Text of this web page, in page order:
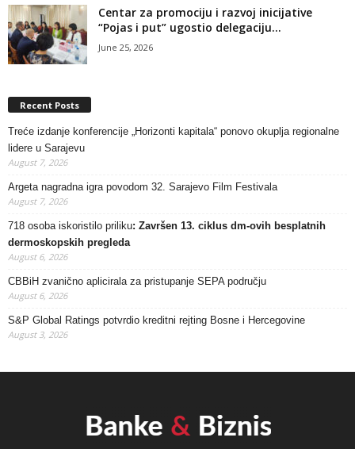
Centar za promociju i razvoj inicijative
“Pojas i put” ugostio delegaciju...
June 25, 2026
Recent Posts
Treće izdanje konferencije „Horizonti kapitala“ ponovo okuplja regionalne
lidere u Sarajevu
August 7, 2026
Argeta nagradna igra povodom 32. Sarajevo Film Festivala
August 7, 2026
718 osoba iskoristilo priliku: Završen 13. ciklus dm-ovih besplatnih
dermoskopskih pregleda
August 6, 2026
CBBiH zvanično aplicirala za pristupanje SEPA području
August 6, 2026
S&P Global Ratings potvrdio kreditni rejting Bosne i Hercegovine
August 3, 2026